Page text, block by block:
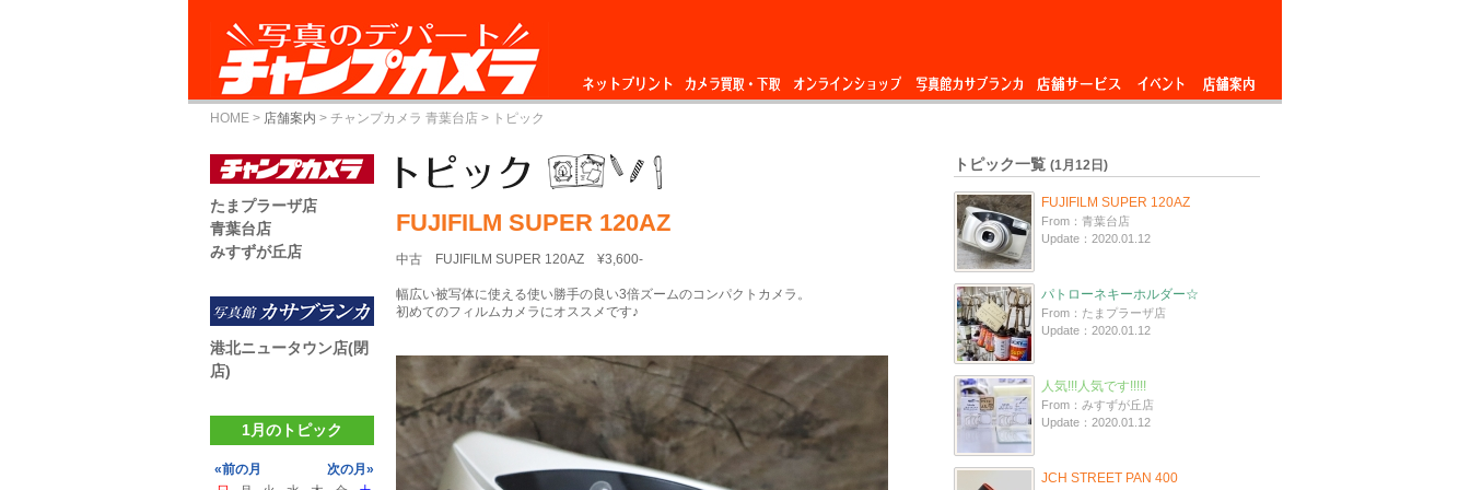
ネットプリント
カメラ買取・下
オンラインショップ 写真館カサブランカ 店舗サービス イベント 店舗案内
HOME > 店舗案内 > チャンプカメラ 青葉台店 > トピック
FUJIFILM SUPER 120AZ
中古 FUJIFILM SUPER 120AZ ¥3,600-
幅広い被写体に使える使い勝手の良い3倍ズームのコンパクトカメラ。
初めてのフィルムカメラにオススメです♪
たまプラーザ店
青葉台店
みすずが丘店
港北ニュータウン店(閉
店)
1月のトピック
«前の月
次の月»
トピック一覧 (1月12日)
FUJIFILM SUPER 120AZ
From：青葉台店
Update：2020.01.12
パトローネキーホルダー☆
From：たまプラーザ店
Update：2020.01.12
人気!!!人気です!!!!!
From：みすずが丘店
Update：2020.01.12
JCH STREET PAN 400